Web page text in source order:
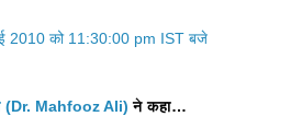
2010 को 11:30:00 pm IST बजे
(Dr. Mahfooz Ali) ने कहा…